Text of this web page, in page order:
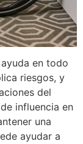
en todo
riesgos, y
del
influencia en
una
ayudar a